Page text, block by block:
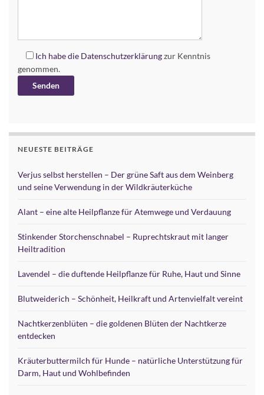
Ich habe die Datenschutzerklärungzur Kenntnis
genommen.
NEUESTE BEITRÄGE
Verjus selbst herstellen – Der grüne Saft aus dem Weinberg
und seine Verwendung in der Wildkräuterküche
Alant – eine alte Heilpflanze für Atemwege und Verdauung
Stinkender Storchenschnabel – Ruprechtskraut mit langer
Heiltradition
Lavendel – die duftende Heilpflanze für Ruhe, Haut und Sinne
Blutweiderich – Schönheit, Heilkraft und Artenvielfalt vereint
Nachtkerzenblüten – die goldenen Blüten der Nachtkerze
entdecken
Kräuterbuttermilch für Hunde – natürliche Unterstützung für
Darm, Haut und Wohlbefinden